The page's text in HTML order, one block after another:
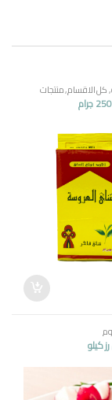
,كل الاقسام,منتجات
كيلو